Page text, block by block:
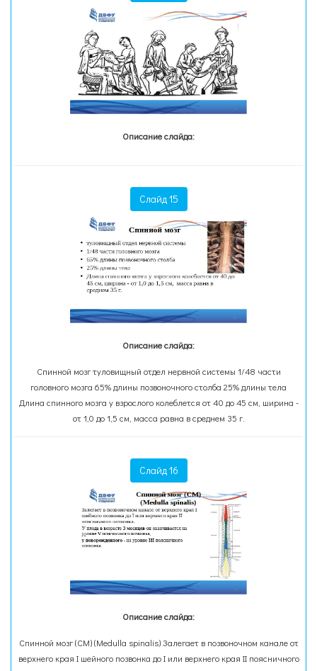
Описание слайда:
Слайд 15
Описание слайда:
Спинной мозг туловищный отдел нервной системы 1/48 части
головного мозга 65% длины позвоночного столба 25% длины тела
Длина спинного мозга у взрослого колеблется от 40 до 45 см, ширина -
от 1,0 до 1,5 см, масса равна в среднем 35 г.
Слайд 16
Описание слайда:
Спинной мозг (СМ) (Medulla spinalis) Залегает в позвоночном канале от
верхнего края I шейного позвонка до I или верхнего края II поясничного